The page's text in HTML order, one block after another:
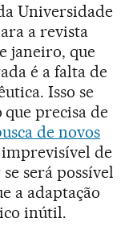
Universidade
a revista
janeiro, que
é a falta de
Isso se
precisa de
de novos
de
será possível
a adaptação
inútil.